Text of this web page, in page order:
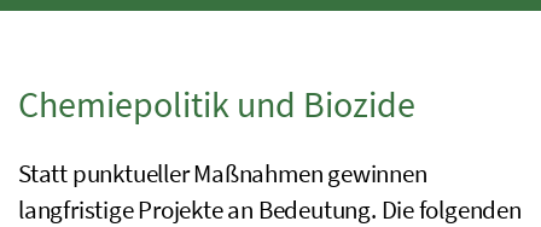
Chemiepolitik und Biozide
Statt punktueller Maßnahmen gewinnen
langfristige Projekte an Bedeutung. Die folgenden